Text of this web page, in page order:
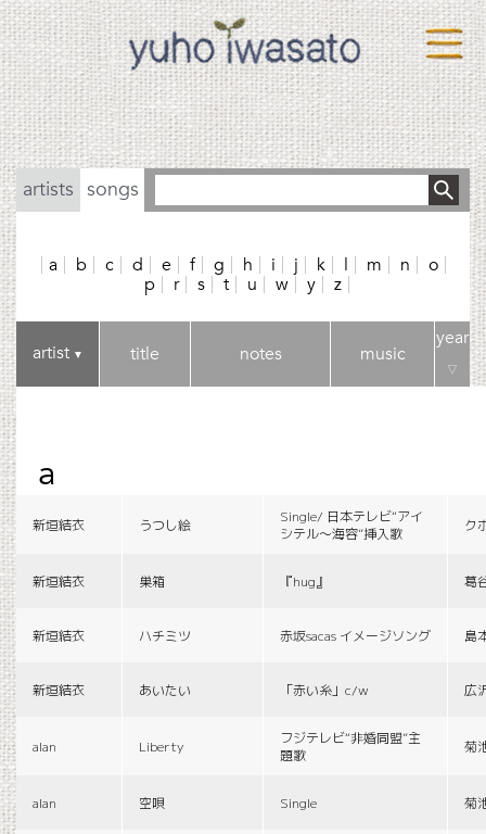
artists songs
a b c d e f g h i j k l m n
o
p
r s t u w y z
artist▼ title notes music
year
▽
a
新垣結衣 うつし絵
Single/ 日本テレビ“アイ
シテル〜海容”挿入歌
ク
新垣結衣 巣箱 『hug』 葛
新垣結衣 ハチミツ 赤坂sacas イメージソング 島
新垣結衣 あいたい 「赤い糸」c/w 広
alan Liberty
フジテレビ“非婚同盟”主
題歌
菊
alan 空唄 Single 菊